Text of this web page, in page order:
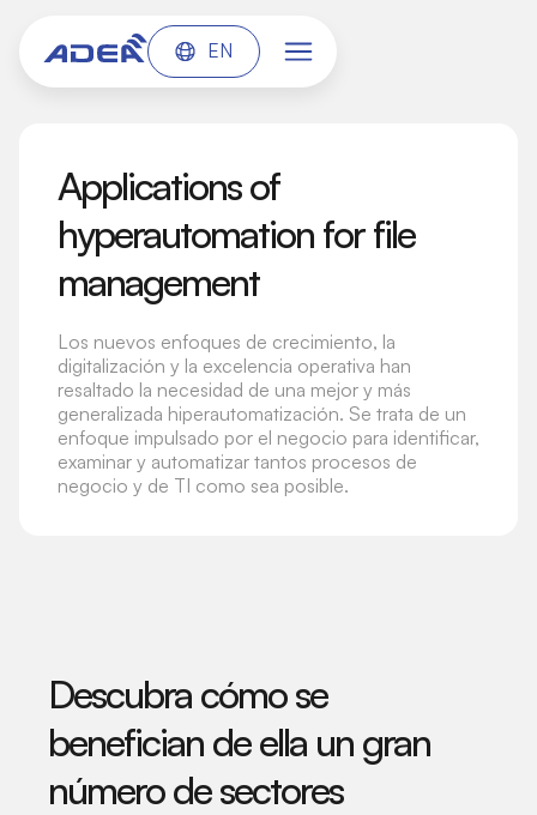
EN
Applications of
hyperautomation for file
management
Los nuevos enfoques de crecimiento, la
digitalización y la excelencia operativa han
resaltado la necesidad de una mejor y más
generalizada hiperautomatización. Se trata de un
enfoque impulsado por el negocio para identificar,
examinar y automatizar tantos procesos de
negocio y de TI como sea posible.
Descubra cómo se
benefician de ella un gran
número de sectores